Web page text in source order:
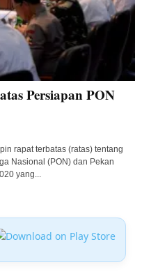
Persiapan PON
rapat terbatas (ratas) tentang
Nasional (PON) dan Pekan
yang...